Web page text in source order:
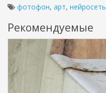
фотофон, арт, нейросеть
Рекомендуемые